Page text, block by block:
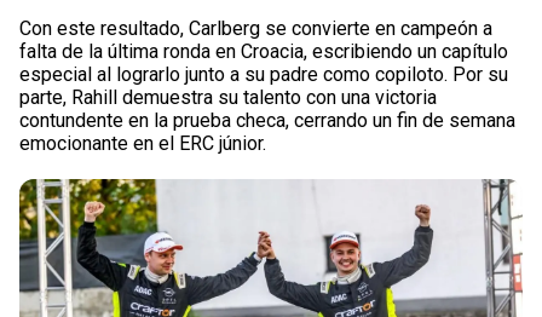
Con este resultado, Carlberg se convierte en campeón a
falta de la última ronda en Croacia, escribiendo un capítulo
especial al lograrlo junto a su padre como copiloto. Por su
parte, Rahill demuestra su talento con una victoria
contundente en la prueba checa, cerrando un fin de semana
emocionante en el ERC júnior.